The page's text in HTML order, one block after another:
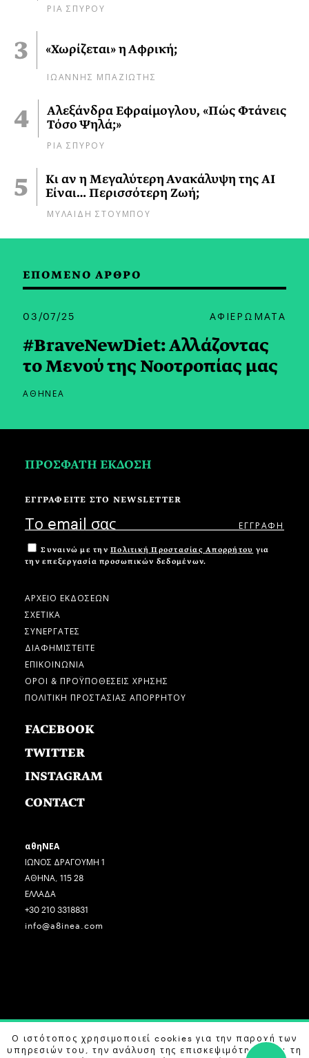
ΡΙΑ ΣΠΥΡΟΥ
«Χωρίζεται» η Αφρική;
ΙΩΑΝΝΗΣ ΜΠΑΖΙΩΤΗΣ
Αλεξάνδρα Εφραίμογλου, «Πώς Φτάνεις
Τόσο Ψηλά;»
ΡΙΑ ΣΠΥΡΟΥ
Κι αν η Μεγαλύτερη Ανακάλυψη της AI
Είναι… Περισσότερη Ζωή;
ΜΥΛΑΙΔΗ ΣΤΟΥΜΠΟΥ
ΕΠΟΜΕΝΟ ΑΡΘΡΟ
03/07/25 ΑΦΙΕΡΩΜΑΤΑ
#BraveNewDiet: Αλλάζοντας
το Μενού της Νοοτροπίας μας
ΑΘΗΝΕΑ
ΠΡΟΣΦΑΤΗ ΕΚΔΟΣΗ
ΕΓΓΡΑΦΕΙΤΕ ΣΤΟ NEWSLETTER
Συναινώ με την Πολιτική Προστασίας Απορρήτου για
την επεξεργασία προσωπικών δεδομένων.
ΑΡΧΕΙΟ ΕΚΔΟΣΕΩΝ
ΣΧΕΤΙΚΑ
ΣΥΝΕΡΓΑΤΕΣ
ΔΙΑΦΗΜΙΣΤΕΙΤΕ
ΕΠΙΚΟΙΝΩΝΙΑ
ΟΡΟΙ & ΠΡΟΫΠΟΘΕΣΕΙΣ ΧΡΗΣΗΣ
ΠΟΛΙΤΙΚΗ ΠΡΟΣΤΑΣΙΑΣ ΑΠΟΡΡΗΤΟΥ
FACEBOOK
TWITTER
INSTAGRAM
CONTACT
αθηΝΕΑ
ΙΩΝΟΣ ΔΡΑΓΟΥΜΗ 1
ΑΘΗΝΑ, 115 28
ΕΛΛΑΔΑ
+30 210 3318831
info@a8inea.com
COPYRIGHT © 2026 αθηΝΕΑ, ALL RIGHTS RESERVED.
DESIGN BY G DESIGN STUDIO. DEVELOPED BYB LABS
Ο ιστότοπος χρησιμοποιεί cookies για την παροχή των
υπηρεσιών του, την ανάλυση της επισκεψιμότητας και τη